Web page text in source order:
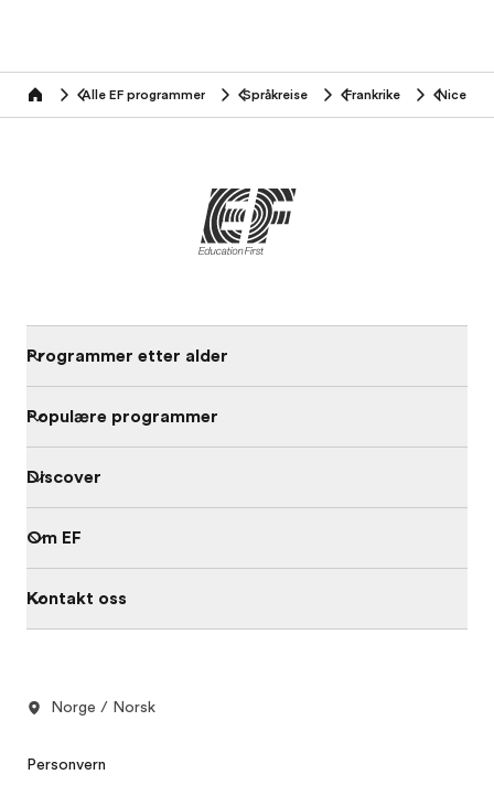
home Alle EF programmer Språkreise Frankrike Nice
Programmer etter alder
Populære programmer
Discover
Om EF
Kontakt oss
Norge / Norsk
Personvern